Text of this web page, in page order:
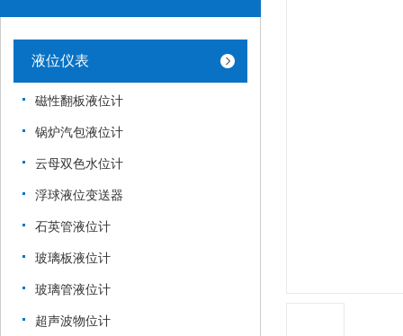
液位仪表
磁性翻板液位计
锅炉汽包液位计
云母双色水位计
浮球液位变送器
石英管液位计
玻璃板液位计
玻璃管液位计
超声波物位计